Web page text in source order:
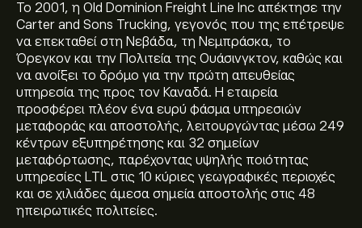
Το 2001, η Old Dominion Freight Line Inc απέκτησε την
Carter and Sons Trucking, γεγονός που της επέτρεψε
να επεκταθεί στη Νεβάδα, τη Νεμπράσκα, το
Όρεγκον και την Πολιτεία της Ουάσινγκτον, καθώς και
να ανοίξει το δρόμο για την πρώτη απευθείας
υπηρεσία της προς τον Καναδά. Η εταιρεία
προσφέρει πλέον ένα ευρύ φάσμα υπηρεσιών
μεταφοράς και αποστολής, λειτουργώντας μέσω 249
κέντρων εξυπηρέτησης και 32 σημείων
μεταφόρτωσης, παρέχοντας υψηλής ποιότητας
υπηρεσίες LTL στις 10 κύριες γεωγραφικές περιοχές
και σε χιλιάδες άμεσα σημεία αποστολής στις 48
ηπειρωτικές πολιτείες.